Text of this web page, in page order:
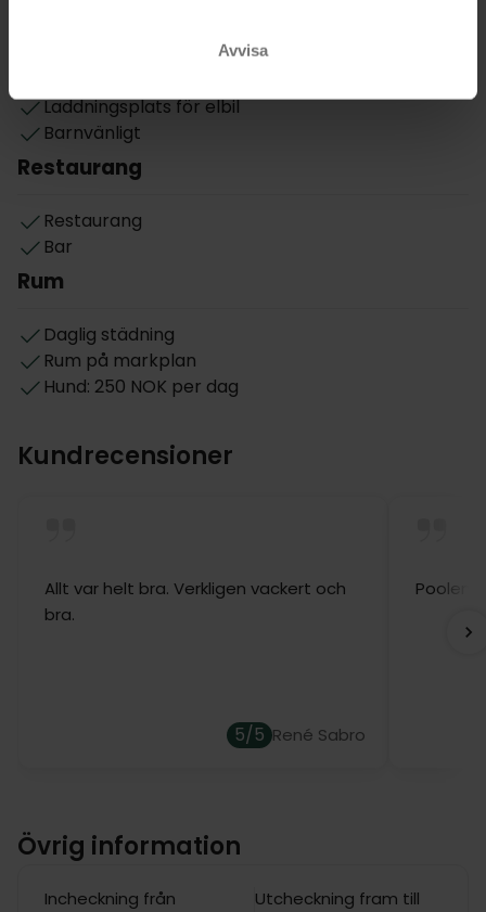
Avvisa
Laddningsplats för elbil
Barnvänligt
Restaurang
Restaurang
Bar
Rum
Daglig städning
Rum på markplan
Hund: 250 NOK per dag
Kundrecensioner
Allt var helt bra. Verkligen vackert och
bra.
5/5 René Sabro
Poolen
Övrig information
Incheckning från Utcheckning fram till